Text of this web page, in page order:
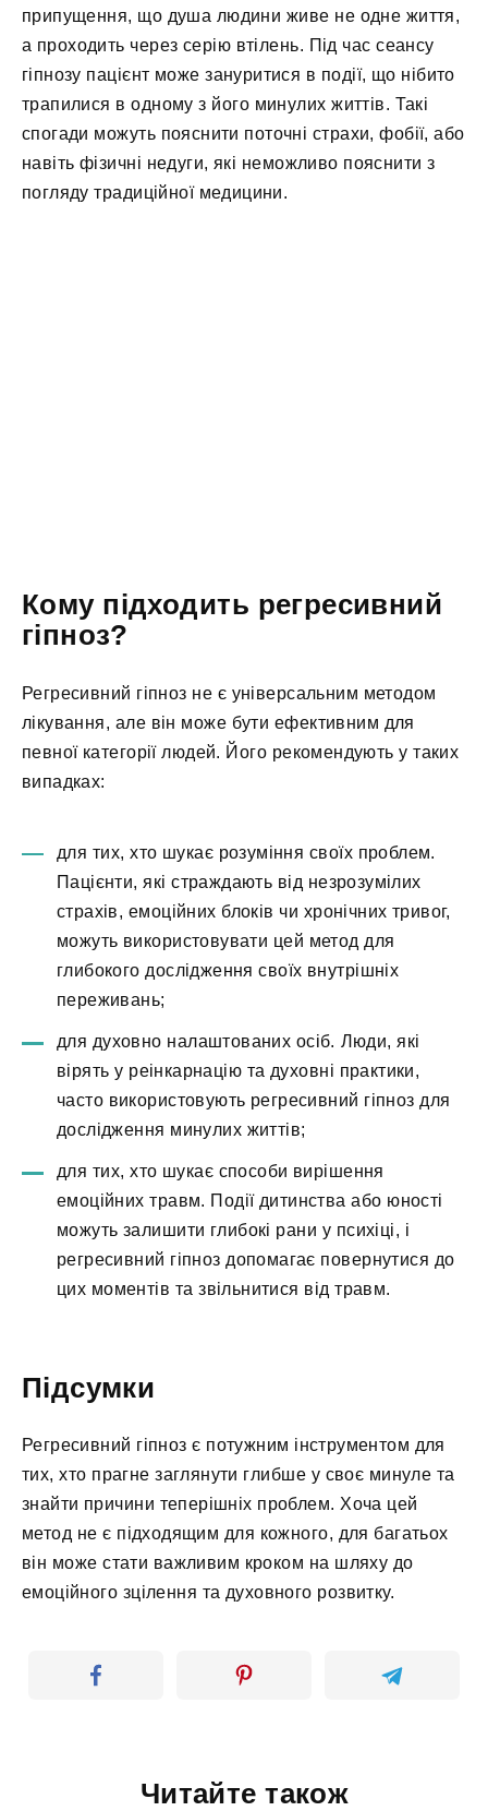
припущення, що душа людини живе не одне життя,
а проходить через серію втілень. Під час сеансу
гіпнозу пацієнт може зануритися в події, що нібито
трапилися в одному з його минулих життів. Такі
спогади можуть пояснити поточні страхи, фобії, або
навіть фізичні недуги, які неможливо пояснити з
погляду традиційної медицини.
Кому підходить регресивний
гіпноз?
Регресивний гіпноз не є універсальним методом
лікування, але він може бути ефективним для
певної категорії людей. Його рекомендують у таких
випадках:
для тих, хто шукає розуміння своїх проблем.
Пацієнти, які страждають від незрозумілих
страхів, емоційних блоків чи хронічних тривог,
можуть використовувати цей метод для
глибокого дослідження своїх внутрішніх
переживань;
для духовно налаштованих осіб. Люди, які
вірять у реінкарнацію та духовні практики,
часто використовують регресивний гіпноз для
дослідження минулих життів;
для тих, хто шукає способи вирішення
емоційних травм. Події дитинства або юності
можуть залишити глибокі рани у психіці, і
регресивний гіпноз допомагає повернутися до
цих моментів та звільнитися від травм.
Підсумки
Регресивний гіпноз є потужним інструментом для
тих, хто прагне заглянути глибше у своє минуле та
знайти причини теперішніх проблем. Хоча цей
метод не є підходящим для кожного, для багатьох
він може стати важливим кроком на шляху до
емоційного зцілення та духовного розвитку.
Читайте також